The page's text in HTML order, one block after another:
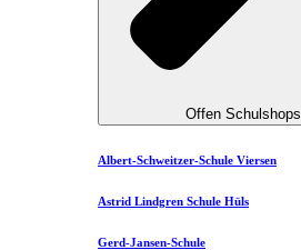
Offen Schulshops
Albert-Schweitzer-Schule Viersen
Astrid Lindgren Schule Hüls
Gerd-Jansen-Schule